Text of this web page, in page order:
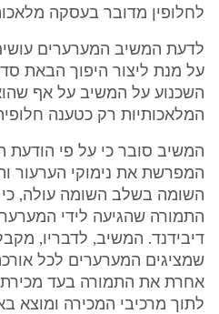
לחלופין מדובר בעסקה
לדעת המשיב המערערים
על מנת ליצור היפוך הבאת
השכנוע על המשיב על אף
המלאכותיות רק כטענה
המשיב סובר כי על פי הודעת
המפרשת את נימוקי הערעור
השומה בשלב השומה עולה,
התמורה שהגיעה לידי
דיבידנד. המשיב, לדבריו,
שמציגים המערערים לכל
אחרת את התמורה בעד מכירת
לתוך מרכיבי המכירה ומוצא